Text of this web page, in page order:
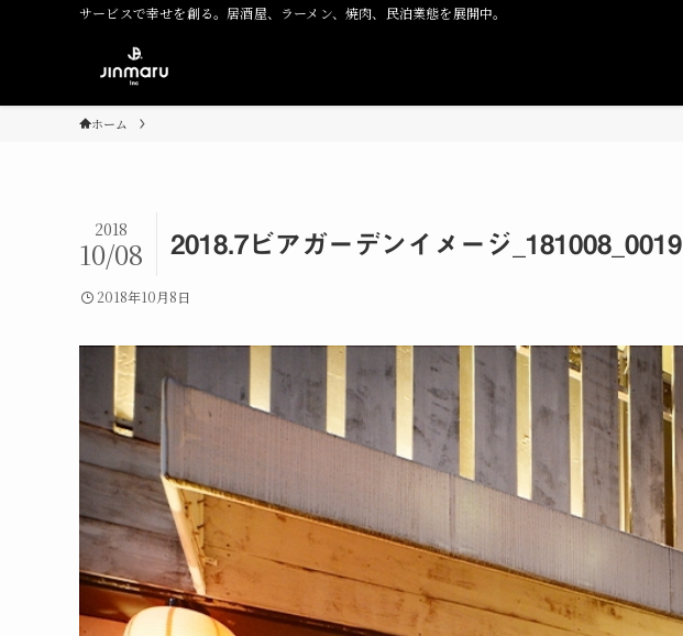
サービスで幸せを創る。居酒屋、ラーメン、焼肉、民泊業態を展開中。
ホーム
2018.7ビアガーデンイメージ_181008_0019
2018
10/08
2018年10月8日